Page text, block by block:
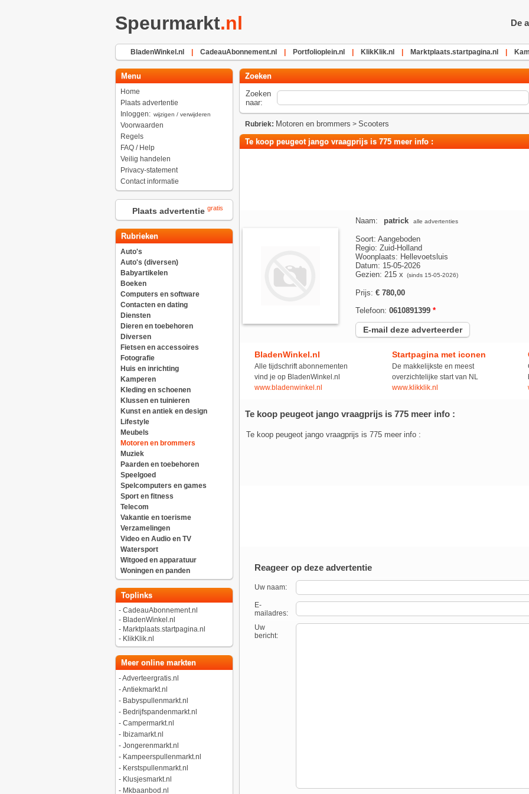
Speurmarkt.nl De
BladenWinkel.nl CadeauAbonnement.nl Portfolioplein.nl KlikKlik.nl Marktplaats.startpagina.nl
Menu
Home
Plaats advertentie
Inloggen: wijzigen / verwijderen
Voorwaarden
Regels
FAQ / Help
Veilig handelen
Privacy-statement
Contact informatie
Plaats advertentie gratis
Rubrieken
Auto's
Auto's (diversen)
Babyartikelen
Boeken
Computers en software
Contacten en dating
Diensten
Dieren en toebehoren
Diversen
Fietsen en accessoires
Fotografie
Huis en inrichting
Kamperen
Kleding en schoenen
Klussen en tuinieren
Kunst en antiek en design
Lifestyle
Meubels
Motoren en brommers
Muziek
Paarden en toebehoren
Speelgoed
Spelcomputers en games
Sport en fitness
Telecom
Vakantie en toerisme
Verzamelingen
Video en Audio en TV
Watersport
Witgoed en apparatuur
Woningen en panden
Toplinks
- CadeauAbonnement.nl
- BladenWinkel.nl
- Marktplaats.startpagina.nl
- KlikKlik.nl
Meer online markten
-Adverteergratis.nl
-Antiekmarkt.nl
- Babyspullenmarkt.nl
- Bedrijfspandenmarkt.nl
- Campermarkt.nl
- Ibizamarkt.nl
- Jongerenmarkt.nl
- Kampeerspullenmarkt.nl
- Kerstspullenmarkt.nl
- Klusjesmarkt.nl
- Mkbaanbod.nl
Zoeken
Zoeken
naar:
Rubriek: Motoren en brommers > Scooters
Te koop peugeot jango vraagprijs is 775 meer info :
Naam: patrick alle advertenties
Soort: Aangeboden
Regio: Zuid-Holland
Woonplaats: Hellevoetsluis
Datum: 15-05-2026
Gezien: 215 x
(sinds 15-05-2026)
Prijs: € 780,00
Telefoon: 0610891399 *
E-mail deze adverteerder
BladenWinkel.nl
Alle tijdschrift abonnementen
vind je op BladenWinkel.nl
www.bladenwinkel.nl
Startpagina met iconen
De makkelijkste en meest
overzichtelijke start van NL
www.klikklik.nl
Te koop peugeot jango vraagprijs is 775 meer info :
Te koop peugeot jango vraagprijs is 775 meer info :
Reageer op deze advertentie
Uw naam:
E-
mailadres:
Uw
bericht: